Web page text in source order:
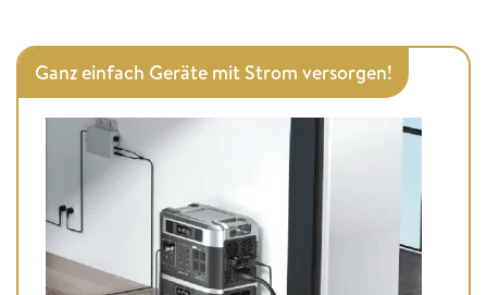
Ganz einfach Geräte mit Strom versorgen!